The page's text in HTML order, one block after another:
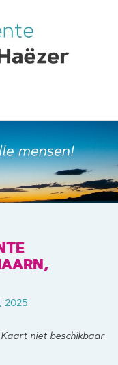
2025
Kaart niet beschikbaar